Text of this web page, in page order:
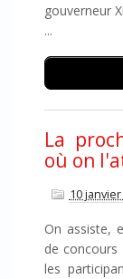
gouverneur
...
La
où on
10
On assiste,
de
les